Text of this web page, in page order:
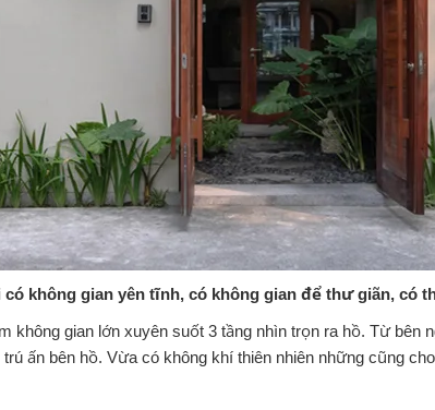
không gian yên tĩnh, có không gian để thư giãn, có
không gian lớn xuyên suốt 3 tầng nhìn trọn ra hồ. Từ bên
ấn bên hồ. Vừa có không khí thiên nhiên những cũng